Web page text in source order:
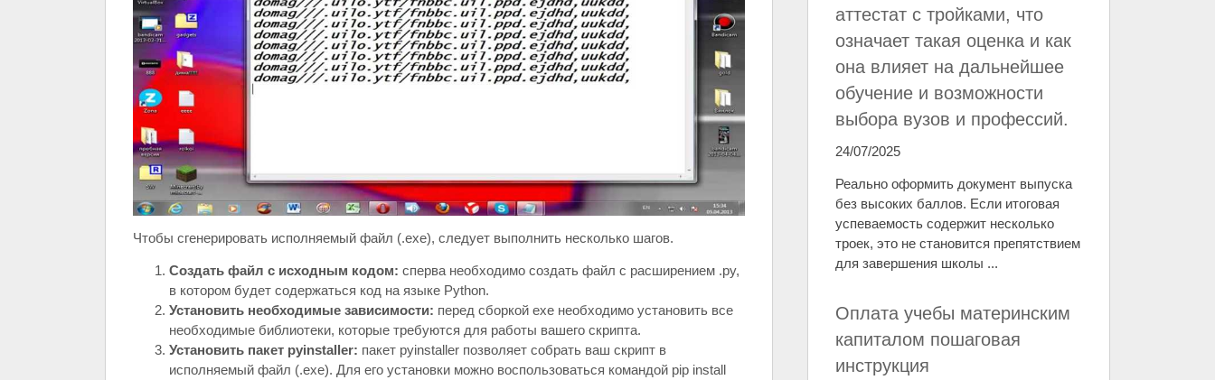
Чтобы сгенерировать исполняемый файл (.exe), следует выполнить несколько шагов.
Создать файл с исходным кодом: сперва необходимо создать файл с расширением .py,
в котором будет содержаться код на языке Python.
Установить необходимые зависимости: перед сборкой exe необходимо установить все
необходимые библиотеки, которые требуются для работы вашего скрипта.
Установить пакет pyinstaller: пакет pyinstaller позволяет собрать ваш скрипт в
исполняемый файл (.exe). Для его установки можно воспользоваться командой pip install
аттестат с тройками, что
означает такая оценка и как
она влияет на дальнейшее
обучение и возможности
выбора вузов и профессий.
24/07/2025
Реально оформить документ выпуска
без высоких баллов. Если итоговая
успеваемость содержит несколько
троек, это не становится препятствием
для завершения школы ...
Оплата учебы материнским
капиталом пошаговая
инструкция